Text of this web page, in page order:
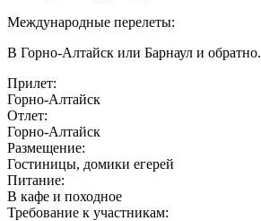
Международные перелеты:
В Горно-Алтайск или Барнаул и обратно.
Прилет:
Горно-Алтайск
Отлет:
Горно-Алтайск
Размещение:
Гостиницы, домики егерей
Питание:
В кафе и походное
Требование к участникам: